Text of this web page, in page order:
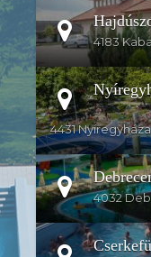
4183
4431
4032